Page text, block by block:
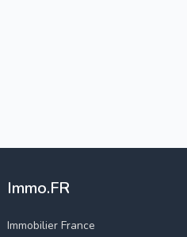
Immo.FR
Immobilier France